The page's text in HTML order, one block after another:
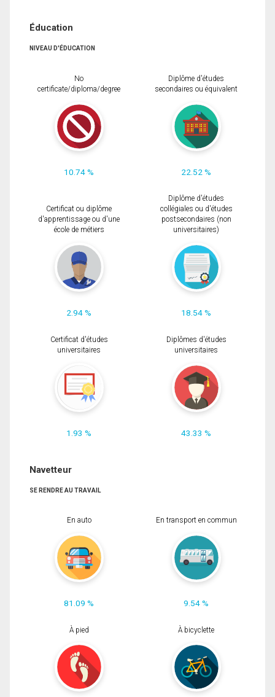
Éducation
NIVEAU D'ÉDUCATION
No
certificate/diploma/degree
10.74 %
Diplôme d'études
secondaires ou équivalent
22.52 %
Certificat ou diplôme
d'apprentissage ou d'une
école de métiers
2.94 %
Diplôme d'études
collégiales ou d'études
postsecondaires (non
universitaires)
18.54 %
Certificat d'études
universitaires
1.93 %
Diplômes d'études
universitaires
43.33 %
Navetteur
SE RENDRE AU TRAVAIL
En auto
81.09 %
En transport en commun
9.54 %
À pied À bicyclette